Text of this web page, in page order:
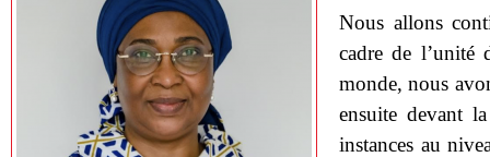
Nous allons
cadre de l’unité
monde, nous
ensuite devant
instances au